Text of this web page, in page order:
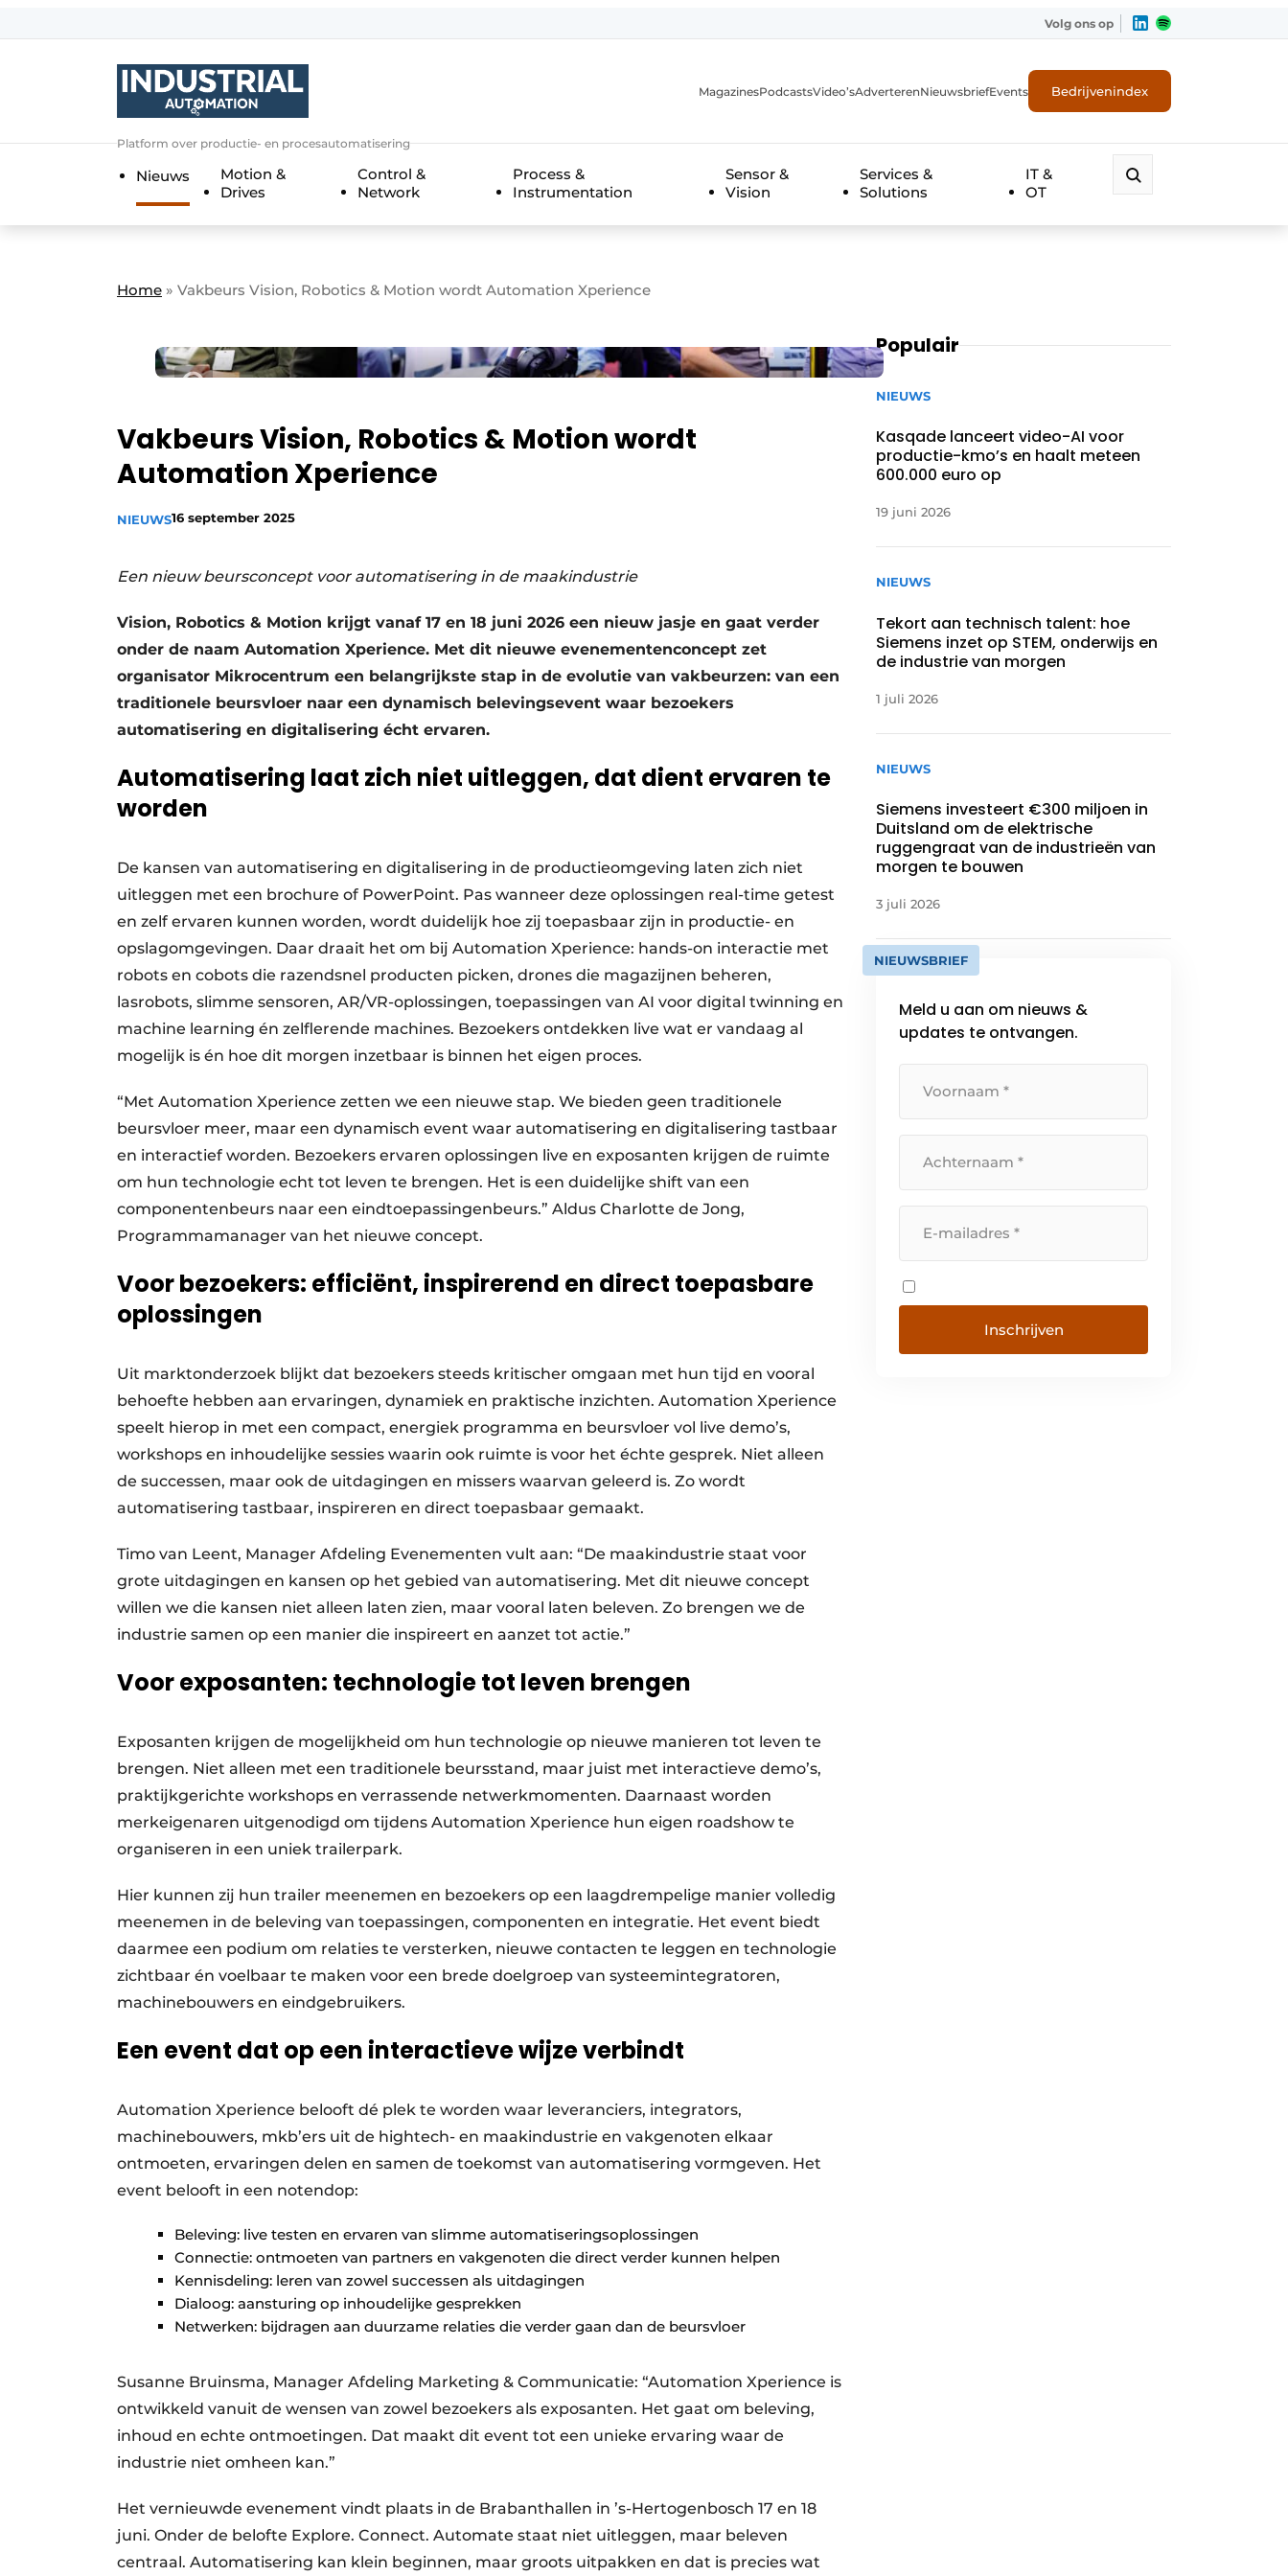
Algemene voorwaarden
Contact
Direct contact
Evenement aanmelden
Meest gelezen
Privacy / Cookie statement
Vacature aanmelden
Vacatures
Volg ons op
Platform over productie- en procesautomatisering
MagazinesPodcastsVideo’sAdverterenNieuwsbriefEvents Bedrijvenindex
Nieuws
Motion &
Drives
Control &
Network
Process &
Instrumentation
Sensor &
Vision
Services &
Solutions
IT &
OT
Home » Vakbeurs Vision, Robotics & Motion wordt Automation Xperience
Vakbeurs Vision, Robotics & Motion wordt
Automation Xperience
NIEUWS16 september 2025
Een nieuw beursconcept voor automatisering in de maakindustrie
Vision, Robotics & Motion krijgt vanaf 17 en 18 juni 2026 een nieuw jasje en gaat verder
onder de naam Automation Xperience. Met dit nieuwe evenementenconcept zet
organisator Mikrocentrum een belangrijkste stap in de evolutie van vakbeurzen: van een
traditionele beursvloer naar een dynamisch belevingsevent waar bezoekers
automatisering en digitalisering écht ervaren.
Automatisering laat zich niet uitleggen, dat dient ervaren te
worden
De kansen van automatisering en digitalisering in de productieomgeving laten zich niet
uitleggen met een brochure of PowerPoint. Pas wanneer deze oplossingen real-time getest
en zelf ervaren kunnen worden, wordt duidelijk hoe zij toepasbaar zijn in productie- en
opslagomgevingen. Daar draait het om bij Automation Xperience: hands-on interactie met
robots en cobots die razendsnel producten picken, drones die magazijnen beheren,
lasrobots, slimme sensoren, AR/VR-oplossingen, toepassingen van AI voor digital twinning en
machine learning én zelflerende machines. Bezoekers ontdekken live wat er vandaag al
mogelijk is én hoe dit morgen inzetbaar is binnen het eigen proces.
“Met Automation Xperience zetten we een nieuwe stap. We bieden geen traditionele
beursvloer meer, maar een dynamisch event waar automatisering en digitalisering tastbaar
en interactief worden. Bezoekers ervaren oplossingen live en exposanten krijgen de ruimte
om hun technologie echt tot leven te brengen. Het is een duidelijke shift van een
componentenbeurs naar een eindtoepassingenbeurs.” Aldus Charlotte de Jong,
Programmamanager van het nieuwe concept.
Voor bezoekers: efficiënt, inspirerend en direct toepasbare
oplossingen
Uit marktonderzoek blijkt dat bezoekers steeds kritischer omgaan met hun tijd en vooral
behoefte hebben aan ervaringen, dynamiek en praktische inzichten. Automation Xperience
speelt hierop in met een compact, energiek programma en beursvloer vol live demo’s,
workshops en inhoudelijke sessies waarin ook ruimte is voor het échte gesprek. Niet alleen
de successen, maar ook de uitdagingen en missers waarvan geleerd is. Zo wordt
automatisering tastbaar, inspireren en direct toepasbaar gemaakt.
Timo van Leent, Manager Afdeling Evenementen vult aan: “De maakindustrie staat voor
grote uitdagingen en kansen op het gebied van automatisering. Met dit nieuwe concept
willen we die kansen niet alleen laten zien, maar vooral laten beleven. Zo brengen we de
industrie samen op een manier die inspireert en aanzet tot actie.”
Voor exposanten: technologie tot leven brengen
Exposanten krijgen de mogelijkheid om hun technologie op nieuwe manieren tot leven te
brengen. Niet alleen met een traditionele beursstand, maar juist met interactieve demo’s,
praktijkgerichte workshops en verrassende netwerkmomenten. Daarnaast worden
merkeigenaren uitgenodigd om tijdens Automation Xperience hun eigen roadshow te
organiseren in een uniek trailerpark.
Hier kunnen zij hun trailer meenemen en bezoekers op een laagdrempelige manier volledig
meenemen in de beleving van toepassingen, componenten en integratie. Het event biedt
daarmee een podium om relaties te versterken, nieuwe contacten te leggen en technologie
zichtbaar én voelbaar te maken voor een brede doelgroep van systeemintegratoren,
machinebouwers en eindgebruikers.
Een event dat op een interactieve wijze verbindt
Automation Xperience belooft dé plek te worden waar leveranciers, integrators,
machinebouwers, mkb’ers uit de hightech- en maakindustrie en vakgenoten elkaar
ontmoeten, ervaringen delen en samen de toekomst van automatisering vormgeven. Het
event belooft in een notendop:
Beleving: live testen en ervaren van slimme automatiseringsoplossingen
Connectie: ontmoeten van partners en vakgenoten die direct verder kunnen helpen
Kennisdeling: leren van zowel successen als uitdagingen
Dialoog: aansturing op inhoudelijke gesprekken
Netwerken: bijdragen aan duurzame relaties die verder gaan dan de beursvloer
Susanne Bruinsma, Manager Afdeling Marketing & Communicatie: “Automation Xperience is
ontwikkeld vanuit de wensen van zowel bezoekers als exposanten. Het gaat om beleving,
inhoud en echte ontmoetingen. Dat maakt dit event tot een unieke ervaring waar de
industrie niet omheen kan.”
Het vernieuwde evenement vindt plaats in de Brabanthallen in ’s-Hertogenbosch 17 en 18
juni. Onder de belofte Explore. Connect. Automate staat niet uitleggen, maar beleven
centraal. Automatisering kan klein beginnen, maar groots uitpakken en dat is precies wat
Populair
NIEUWS
Kasqade lanceert video-AI voor
productie-kmo’s en haalt meteen
600.000 euro op
19 juni 2026
NIEUWS
Tekort aan technisch talent: hoe
Siemens inzet op STEM, onderwijs en
de industrie van morgen
1 juli 2026
NIEUWS
Siemens investeert €300 miljoen in
Duitsland om de elektrische
ruggengraat van de industrieën van
morgen te bouwen
3 juli 2026
NIEUWSBRIEF
Meld u aan om nieuws &
updates te ontvangen.